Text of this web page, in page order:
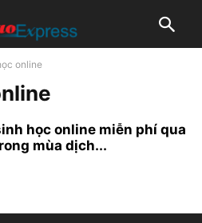
online
học online miễn phí qua
mùa dịch...